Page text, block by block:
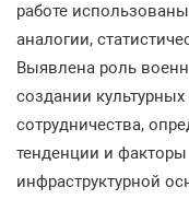
работе
аналогии,
Выявлена роль
создании
сотрудничества,
тенденции и
инфраструктурной